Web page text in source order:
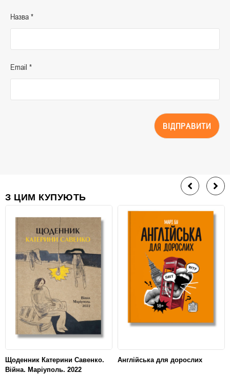
Назва *
Email *
З ЦИМ КУПУЮТЬ
Щоденник Катерини Савенко.
Війна. Маріуполь. 2022
Англійська для дорослих